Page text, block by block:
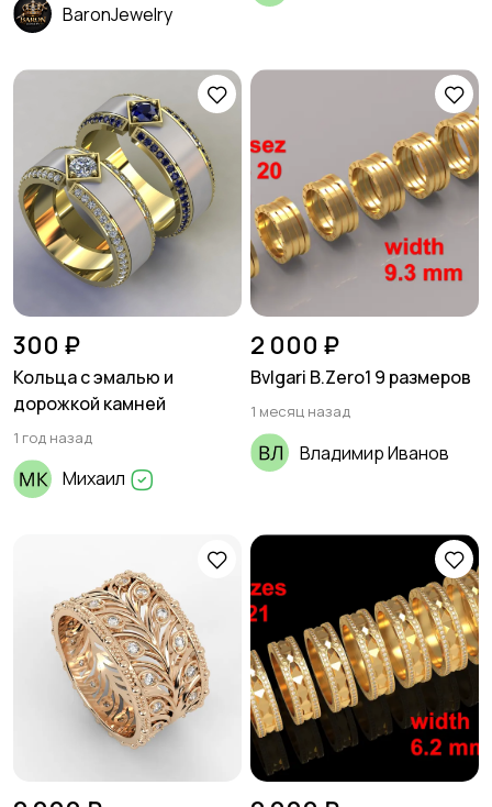
BaronJewelry
300 ₽
Кольца с эмалью и
дорожкой камней
1 год назад
Михаил
2 000 ₽
Bvlgari B.Zero1 9 размеров
1 месяц назад
Владимир Иванов